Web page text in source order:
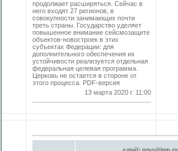
продолжает расширяться. Сейчас в
него входят 27 регионов, в
совокупности занимающих почти
треть страны. Государство уделяет
повышенное внимание сейсмозащите
объектов-новостроек в этих
субъектах Федерации: для
дополнительного обеспечения их
устойчивости реализуется отдельная
федеральная целевая программа.
Церковь не остается в стороне от
этого процесса. PDF-версия
13 марта 2020 г. 11:00
e-mail: news@jmp.ru